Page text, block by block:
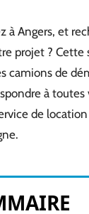
à Angers, et
projet ? Cette
camions de
à toutes
de